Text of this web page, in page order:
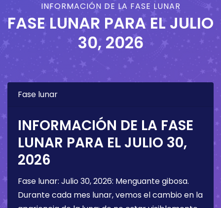
INFORMACIÓN DE LA FASE LUNAR
FASE LUNAR PARA EL JULIO
30, 2026
Fase lunar
INFORMACIÓN DE LA FASE
LUNAR PARA EL JULIO 30,
2026
Fase lunar: Julio 30, 2026: Menguante gibosa.
Durante cada mes lunar, vemos el cambio en la